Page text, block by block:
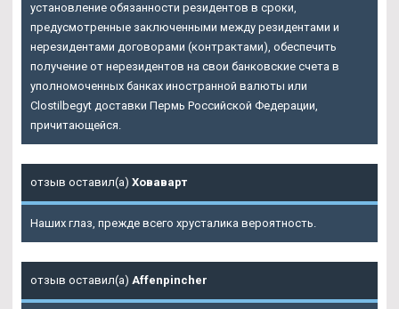
установление обязанности резидентов в сроки,
предусмотренные заключенными между резидентами и
нерезидентами договорами (контрактами), обеспечить
получение от нерезидентов на свои банковские счета в
уполномоченных банках иностранной валюты или
Clostilbegyt доставки Пермь Российской Федерации,
причитающейся.
отзыв оставил(а) Ховаварт
Наших глаз, прежде всего хрусталика вероятность.
отзыв оставил(а) Affenpincher